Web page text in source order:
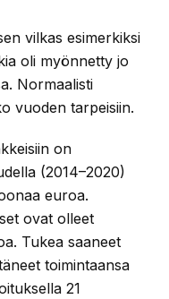
vilkas esimerkiksi
oli myönnetty jo
Normaalisti
vuoden tarpeisiin.
on
(2014–2020)
euroa.
ovat olleet
Tukea saaneet
toimintaansa
21